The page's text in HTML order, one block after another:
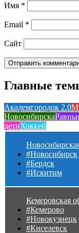
Имя *
Email *
Сайт
Главные
Академгородок 2.0
Новосибирска
детиХоккей
#Новосибирск
#Бердск
#Искитим
Кемеровская
#Кемерово
#Новокузнецк
#Киселевск